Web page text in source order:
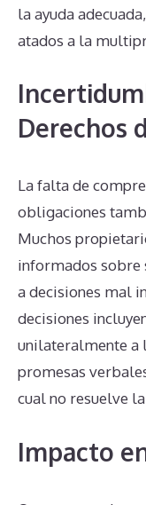
la ayuda
atados a la
Derechos
La falta de
obligaciones
Muchos
informados sobre
a decisiones mal
decisiones
unilateralmente a
promesas
cual no resuelve
Impacto